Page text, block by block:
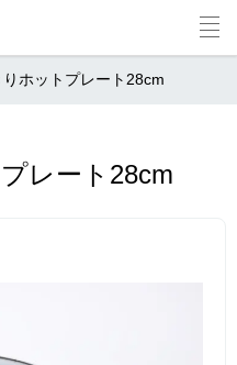
ホットプレート28cm
レート28cm